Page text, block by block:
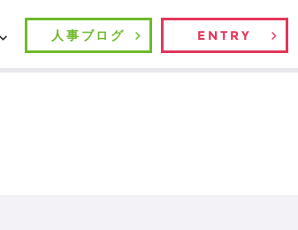
人事ブログ ENTRY